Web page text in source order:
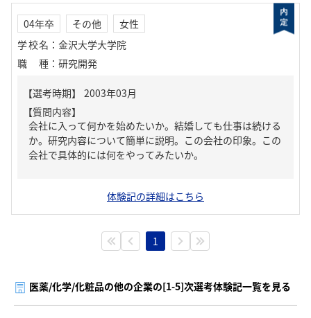
04年卒 その他
女性
学校名 ： 金沢大学大学院
職種 ： 研究開発
【質問内容】
会社に入って何かを始めたいか。結婚しても仕事は続ける
か。研究内容について簡単に説明。この会社の印象。この
会社で具体的には何をやってみたいか。
体験記の詳細はこちら
1
医薬/化学/化粧品の他の企業の[1-5]次選考体験記一覧を見る